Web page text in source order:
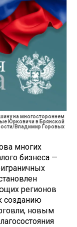
на многостороннем
Юрковичи в Брянской
Владимир Горовых
многих
бизнеса —
регионов
созданию
новым